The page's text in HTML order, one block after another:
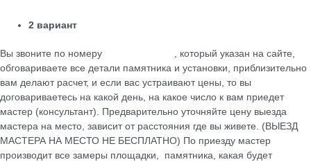
2 вариант
Вы звоните по номеру
, который указан на сайте,
обговариваете все детали памятника и установки, приблизительно
вам делают расчет, и если вас устраивают цены, то вы
договариваетесь на какой день, на какое число к вам приедет
мастер (консультант). Предварительно уточняйте цену выезда
мастера на место, зависит от расстояния где вы живете. (ВЫЕЗД
МАСТЕРА НА МЕСТО НЕ БЕСПЛАТНО) По приезду мастер
производит все замеры площадки, памятника, какая будет